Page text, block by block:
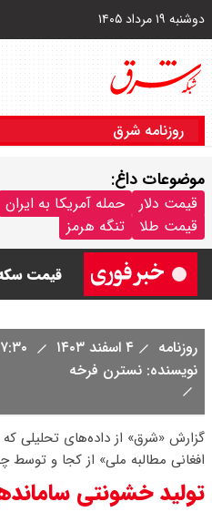
دوشنبه ۱۹ مرداد ۱۴۰۵
روزنامه شرق
موضوعات داغ:
قیمت دلار حمله آمریکا به ایران
قیمت طلا
تنگه هرمز مرداد ۱۴۰۵ / قیمت دلار چند؟ + جدول
چند ؟ +
۱۴۰۵ / نفت افزایشی شد + جدول
روزنامه ۴ اسفند ۱۴۰۳
نویسنده: نسترن فرخه
گزارش «شرق» از داده‌های تحلیلی
افغانی مطالبه ملی» از کجا و
تولید خشونتی